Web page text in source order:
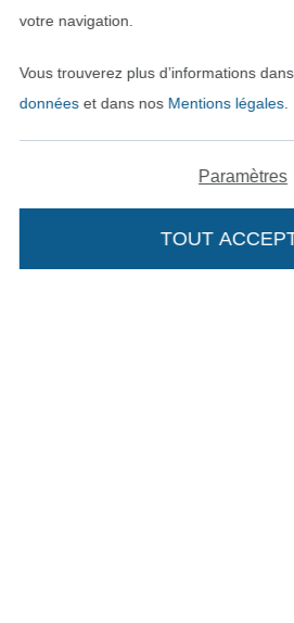
votre navigation.
Vous trouverez plus d’informations
donnéeset dans nos Mentions légales.
Paramètres
TOUT